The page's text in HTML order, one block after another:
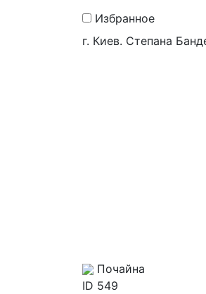
Избранное
г. Киев. Степана
Почайна
ID 549